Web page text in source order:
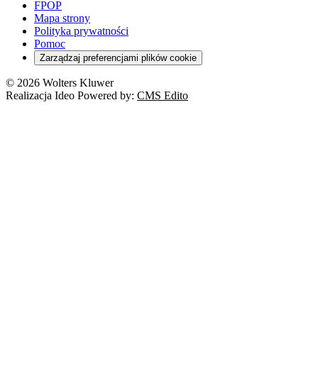
FPOP
Mapa strony
Polityka prywatności
Pomoc
Zarządzaj preferencjami plików cookie
© 2026 Wolters Kluwer
Realizacja Ideo Powered by: CMS Edito